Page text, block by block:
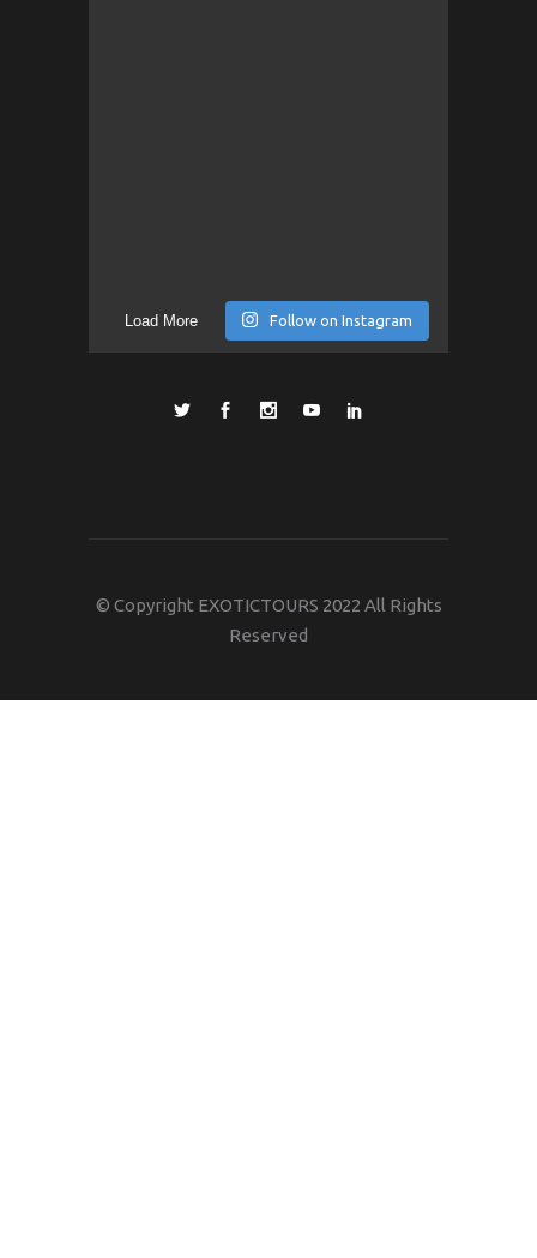
Load More Follow on Instagram
© Copyright EXOTICTOURS 2022 All Rights
Reserved